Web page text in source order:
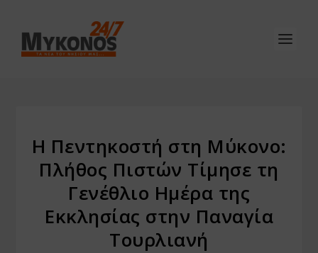
Η Πεντηκοστή στη Μύκονο:
Πλήθος Πιστών Τίμησε τη
Γενέθλιο Ημέρα της
Εκκλησίας στην Παναγία
Τουρλιανή